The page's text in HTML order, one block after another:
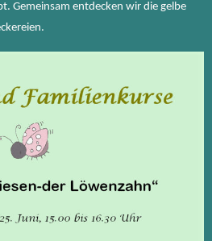
Gemeinsam entdecken wir die gelbe